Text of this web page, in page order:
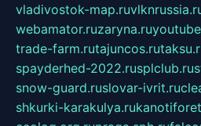
vladivostok-map.ru
webamator.ruzaryna.ru
trade-farm.rutajuncos.ru
spayderhed-2022.rusplclub.ru
snow-guard.ruslovar-ivrit.ru
shkurki-karakulya.ru